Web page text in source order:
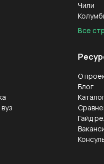
Чили
Все
О
Блог
Гайд